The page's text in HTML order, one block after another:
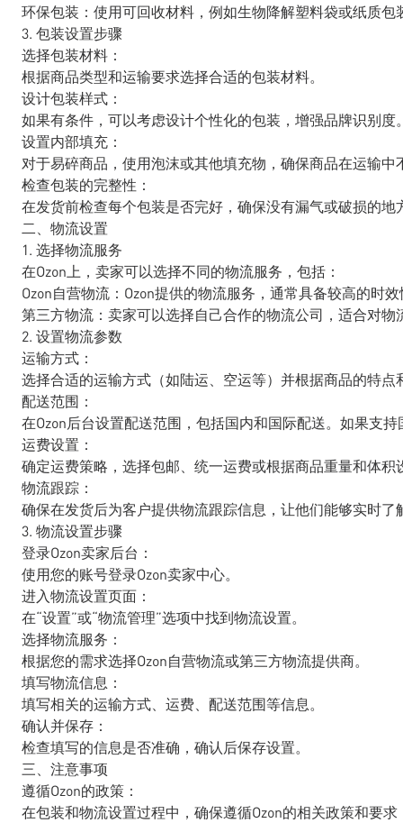
环保包装：使用可回收材料，例如生物降解塑料袋或纸质包
3. 包装设置步骤
选择包装材料：
根据商品类型和运输要求选择合适的包装材料。
设计包装样式：
如果有条件，可以考虑设计个性化的包装，增强品牌识别
设置内部填充：
对于易碎商品，使用泡沫或其他填充物，确保商品在运输中
检查包装的完整性：
在发货前检查每个包装是否完好，确保没有漏气或破损的地
二、物流设置
1. 选择物流服务
在Ozon上，卖家可以选择不同的物流服务，包括：
Ozon自营物流：Ozon提供的物流服务，通常具备较高的时
第三方物流：卖家可以选择自己合作的物流公司，适合对物
2. 设置物流参数
运输方式：
选择合适的运输方式（如陆运、空运等）并根据商品的特点
配送范围：
在Ozon后台设置配送范围，包括国内和国际配送。如果支
运费设置：
确定运费策略，选择包邮、统一运费或根据商品重量和体积
物流跟踪：
确保在发货后为客户提供物流跟踪信息，让他们能够实时了
3. 物流设置步骤
登录Ozon卖家后台：
使用您的账号登录Ozon卖家中心。
进入物流设置页面：
在“设置”或“物流管理”选项中找到物流设置。
选择物流服务：
根据您的需求选择Ozon自营物流或第三方物流提供商。
填写物流信息：
填写相关的运输方式、运费、配送范围等信息。
确认并保存：
检查填写的信息是否准确，确认后保存设置。
三、注意事项
遵循Ozon的政策：
在包装和物流设置过程中，确保遵循Ozon的相关政策和要